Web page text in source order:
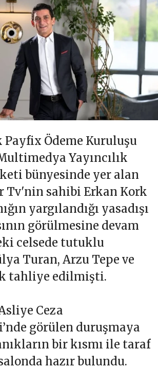
Ödeme Kuruluşu
Yayıncılık
bünyesinde yer alan
Tv'nin sahibi Erkan Kork
yargılandığı yasadışı
görülmesine devam
celsede tutuklu
Turan, Arzu Tepe ve
tahliye edilmişti.
Ceza
görülen duruşmaya
bir kısmı ile taraf
hazır bulundu.